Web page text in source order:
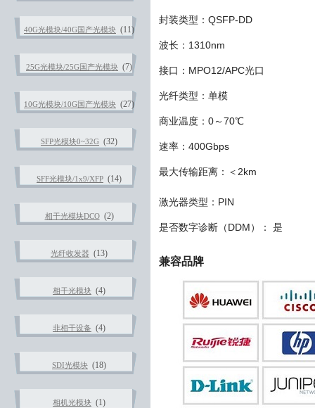
40G光模块/40G国产光模块 (11)
25G光模块/25G国产光模块 (7)
10G光模块/10G国产光模块 (27)
SFP光模块0~32G (32)
SFF光模块/1x9/XFP (14)
相干光模块DCO(2)
光纤收发器 (13)
相干光模块 (4)
非相干设备 (4)
SDI光模块 (18)
相机光模块 (1)
封装类型：QSFP-DD
波长：1310nm
接口： MPO12/APC光口
光纤类型：单模
商业温度：0～70℃
速率：400Gbps
最大传输距离：＜2km
激光器类型：PIN
是否数字诊断（DDM）： 是
兼容品牌